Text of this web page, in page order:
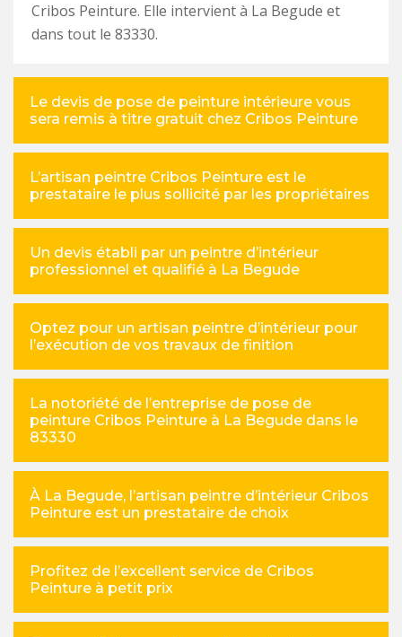
Cribos Peinture. Elle intervient à La Begude et
dans tout le 83330.
Le devis de pose de peinture intérieure vous
sera remis à titre gratuit chez Cribos Peinture
L’artisan peintre Cribos Peinture est le
prestataire le plus sollicité par les propriétaires
Un devis établi par un peintre d’intérieur
professionnel et qualifié à La Begude
Optez pour un artisan peintre d’intérieur pour
l’exécution de vos travaux de finition
La notoriété de l’entreprise de pose de
peinture Cribos Peinture à La Begude dans le
83330
À La Begude, l’artisan peintre d’intérieur Cribos
Peinture est un prestataire de choix
Profitez de l’excellent service de Cribos
Peinture à petit prix